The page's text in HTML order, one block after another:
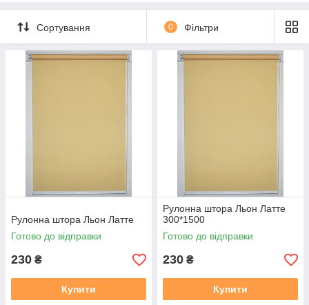
Важливо!!! Як відбувається робота з нами. Ми
працюємо з усією Україною!
дзвінком або повідомленням в Вайбер.
2. Термін виготовлення 3-5 днів, залежно від тканини, і від
3. Відправка готового замовлення здійснюється згідно з
даними у замовленні. Усі відправки відбуваються у
системі (Міні 19), ширина штори вказана з тканини, отже
готовий замовлення входить повний монтажний комплект
(рулонна штора в зборі (штора намотане на вал з металевою
нижньою планкою), саморізи, для відкритої системи Міні 19
фіксація на волосіні або магнітах, на вибір. Штора
прикручується до вікна за допомогою саморізів, вони в
комплекті є.
Заміряти потрібно скло плюс штапик з двох сторін, там де
Сортування 0 Фільтри
Рулонна штора Льон Латте
Готово до відправки
230 ₴
Купити
Рулонна штора Льон Латте
300*1500
Готово до відправки
230 ₴
Купити